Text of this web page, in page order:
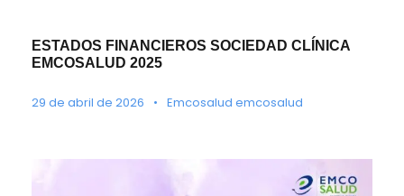
ESTADOS FINANCIEROS SOCIEDAD CLÍNICA
EMCOSALUD 2025
29 de abril de 2026 • Emcosalud emcosalud